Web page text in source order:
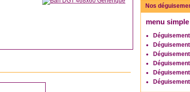
Nos
menu simple